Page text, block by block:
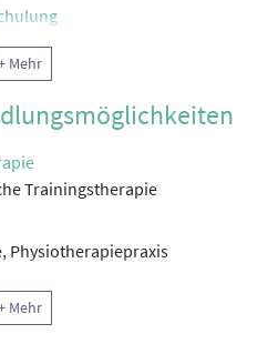
und andere funktionelle
Mehr
Trainingstherapie
Physiotherapiepraxis
Mehr